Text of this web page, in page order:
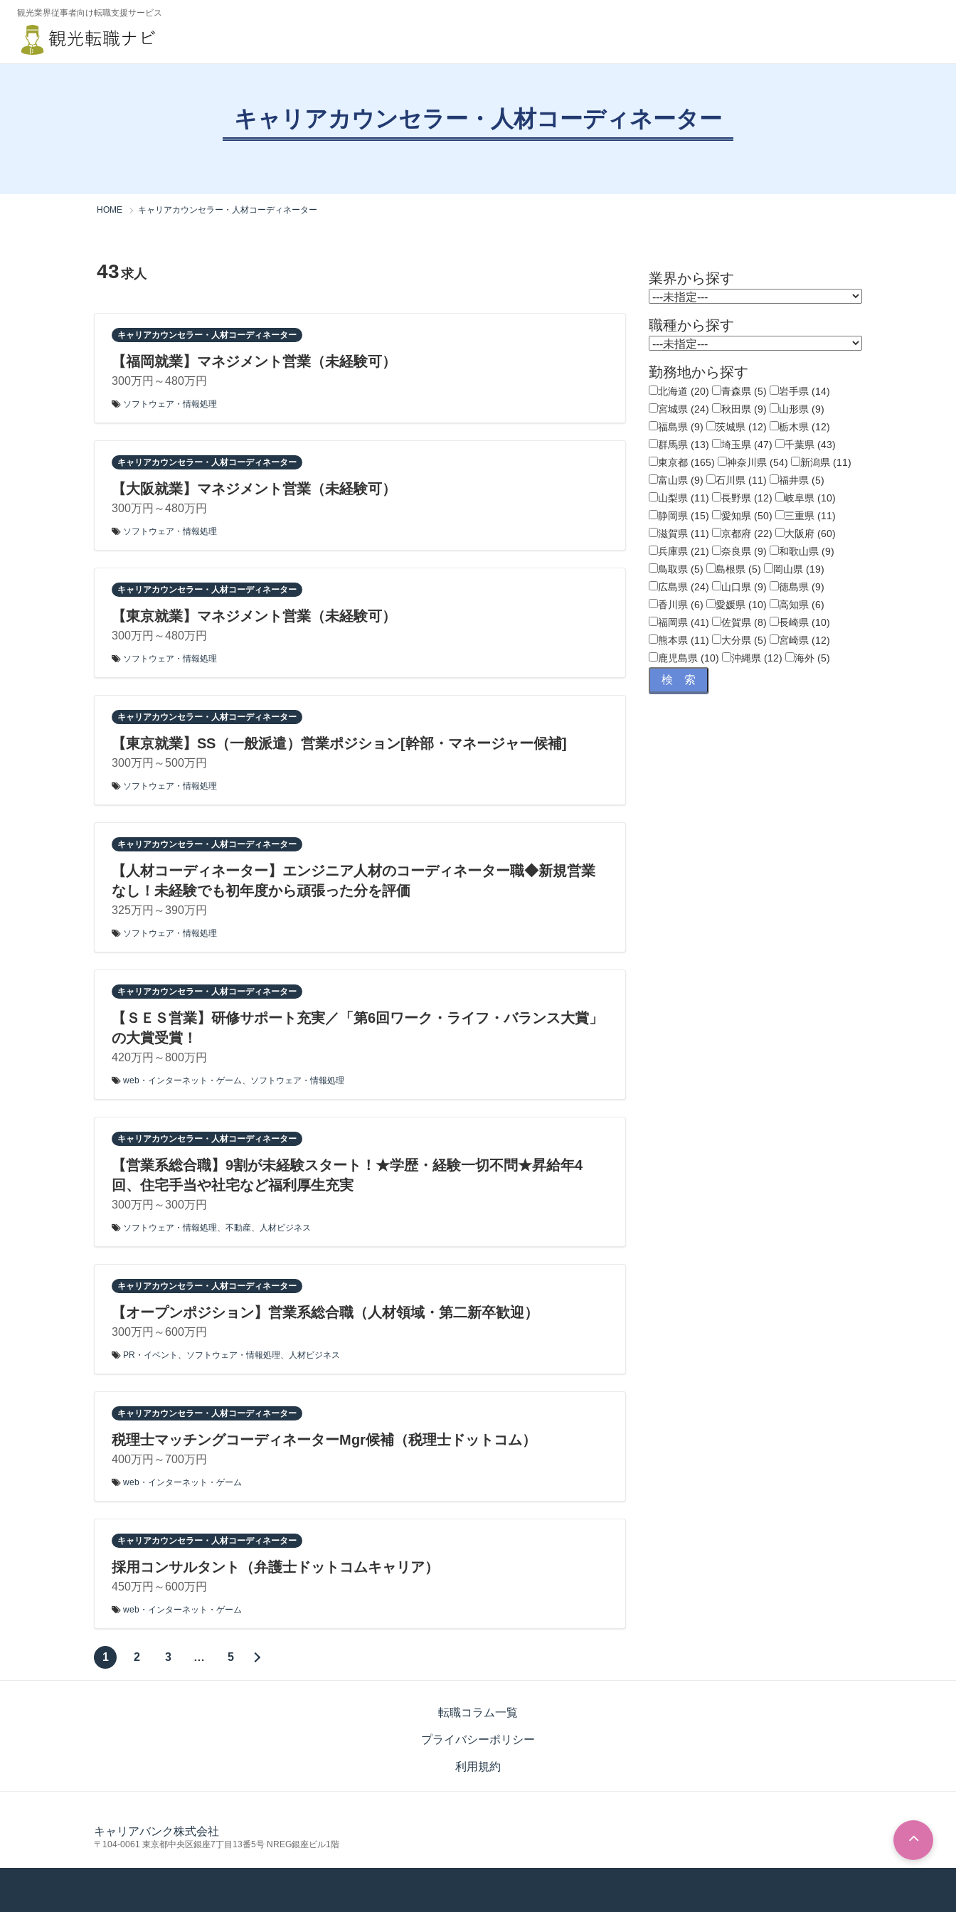
観光業界従事者向け転職支援サービス
キャリアカウンセラー・人材コーディネーター
HOME キャリアカウンセラー・人材コーディネーター
43求人
キャリアカウンセラー・人材コーディネーター
【福岡就業】マネジメント営業（未経験可）
300万円～480万円
ソフトウェア・情報処理
キャリアカウンセラー・人材コーディネーター
【大阪就業】マネジメント営業（未経験可）
300万円～480万円
ソフトウェア・情報処理
キャリアカウンセラー・人材コーディネーター
【東京就業】マネジメント営業（未経験可）
300万円～480万円
ソフトウェア・情報処理
キャリアカウンセラー・人材コーディネーター
【東京就業】SS（一般派遣）営業ポジション[幹部・マネージャー候補]
300万円～500万円
ソフトウェア・情報処理
キャリアカウンセラー・人材コーディネーター
【人材コーディネーター】エンジニア人材のコーディネーター職◆新規営業
なし！未経験でも初年度から頑張った分を評価
325万円～390万円
ソフトウェア・情報処理
キャリアカウンセラー・人材コーディネーター
【ＳＥＳ営業】研修サポート充実／「第6回ワーク・ライフ・バランス大賞」
の大賞受賞！
420万円～800万円
web・インターネット・ゲーム、 ソフトウェア・情報処理
キャリアカウンセラー・人材コーディネーター
【営業系総合職】9割が未経験スタート！★学歴・経験一切不問★昇給年4
回、住宅手当や社宅など福利厚生充実
300万円～300万円
ソフトウェア・情報処理、 不動産、 人材ビジネス
キャリアカウンセラー・人材コーディネーター
【オープンポジション】営業系総合職（人材領域・第二新卒歓迎）
300万円～600万円
PR・イベント 、 ソフトウェア・情報処理、 人材ビジネス
キャリアカウンセラー・人材コーディネーター
税理士マッチングコーディネーターMgr候補（税理士ドットコム）
400万円～700万円
web・インターネット・ゲーム
キャリアカウンセラー・人材コーディネーター
採用コンサルタント（弁護士ドットコムキャリア）
450万円～600万円
web・インターネット・ゲーム
1 2 3 … 5
業界から探す
職種から探す
勤務地から探す
北海道 (20) 青森県 (5)
岩手県 (14)
宮城県 (24)
秋田県 (9)
山形県 (9)
福島県 (9)
茨城県 (12)
栃木県 (12)
群馬県 (13)
埼玉県 (47)
千葉県 (43)
東京都 (165)
神奈川県 (54)
新潟県 (11)
富山県 (9)
石川県 (11)
福井県 (5)
山梨県 (11)
長野県 (12)
岐阜県 (10)
静岡県 (15)
愛知県 (50)
三重県 (11)
滋賀県 (11)
京都府 (22)
大阪府 (60)
兵庫県 (21)
奈良県 (9)
和歌山県 (9)
鳥取県 (5)
島根県 (5)
岡山県 (19)
広島県 (24)
山口県 (9)
徳島県 (9)
香川県 (6)
愛媛県 (10)
高知県 (6)
福岡県 (41)
佐賀県 (8)
長崎県 (10)
熊本県 (11)
大分県 (5)
宮崎県 (12)
鹿児島県 (10)
沖縄県 (12) 海外 (5)
転職コラム一覧
プライバシーポリシー
利用規約
キャリアバンク株式会社
〒104-0061 東京都中央区銀座7丁目13番5号 NREG銀座ビル1階